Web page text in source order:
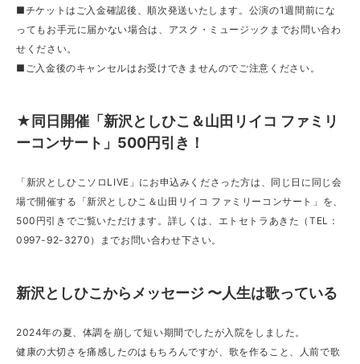
■チケットはご入金確認後、順次発送いたします。公演の1週間前にな
ってもお手元に届かない場合は、アスク・ミュージックまでお問い合わ
せください。
■ご入金後のキャンセルはお受けできませんのでご注意ください。
★同日開催「新沢としひこ＆山田リイコ ファミリ
ーコンサート」500円引き！
「新沢としひこソロLIVE」にお申込みくださった方は、同じ日に同じ会
場で開催する「新沢としひこ＆山田リイコ ファミリーコンサート」を、
500円引きでご覧いただけます。詳しくは、エトセトラあきた（TEL：
0997-92-3270）までお問い合わせ下さい。
新沢としひこからメッセージ 〜人生は歌っている
2024年の夏、体調を崩して短い期間でしたが入院をしました。
健康の大切さを痛感したのはもちろんですが、歌を作ること、人前で歌